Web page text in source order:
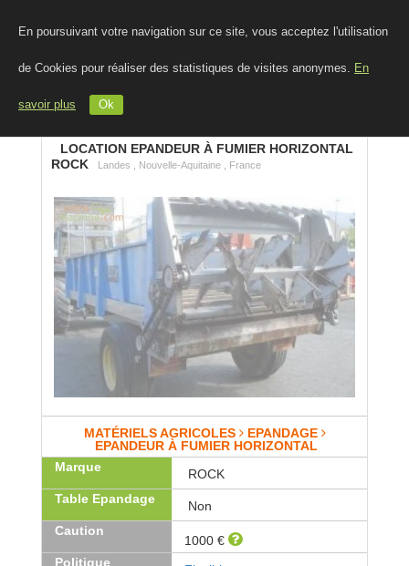
En poursuivant votre navigation sur ce site, vous acceptez l'utilisation
de Cookies pour réaliser des statistiques de visites anonymes. En
savoir plus Ok
LOCATION EPANDEUR À FUMIER HORIZONTAL
ROCK
Landes , Nouvelle-Aquitaine , France
MATÉRIELS AGRICOLES EPANDAGE
EPANDEUR À FUMIER HORIZONTAL
Marque
ROCK
Table Epandage
Non
Caution
1000 €
Politique